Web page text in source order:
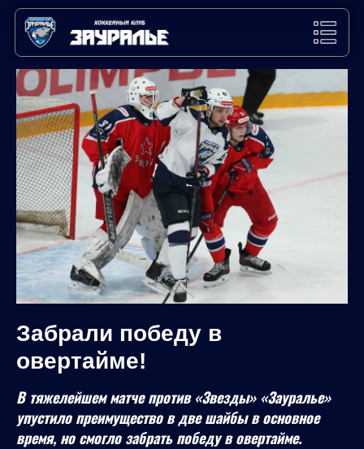
Забрали победу в
овертайме!
В тяжелейшем матче против «Звезды» «Зауралье»
упустило преимущество в две шайбы в основное
время, но смогло забрать победу в овертайме.